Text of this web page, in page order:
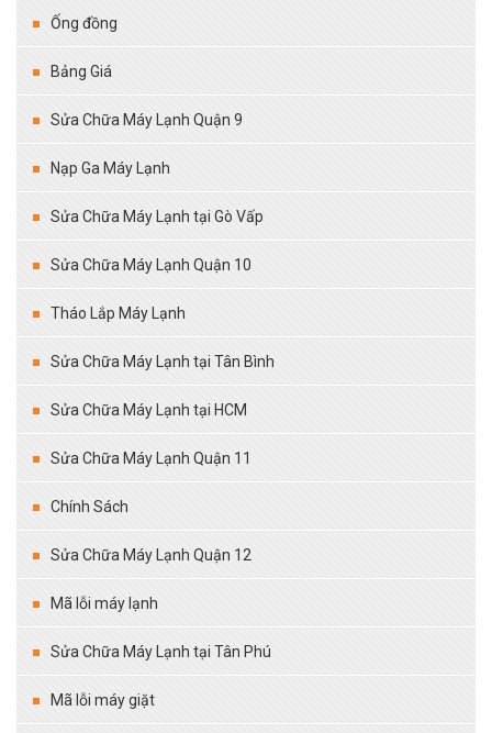
Ống đồng
Bảng Giá
Sửa Chữa Máy Lạnh Quận 9
Nạp Ga Máy Lạnh
Sửa Chữa Máy Lạnh tại Gò Vấp
Sửa Chữa Máy Lạnh Quận 10
Tháo Lắp Máy Lạnh
Sửa Chữa Máy Lạnh tại Tân Bình
Sửa Chữa Máy Lạnh tại HCM
Sửa Chữa Máy Lạnh Quận 11
Chính Sách
Sửa Chữa Máy Lạnh Quận 12
Mã lỗi máy lạnh
Sửa Chữa Máy Lạnh tại Tân Phú
Mã lỗi máy giặt